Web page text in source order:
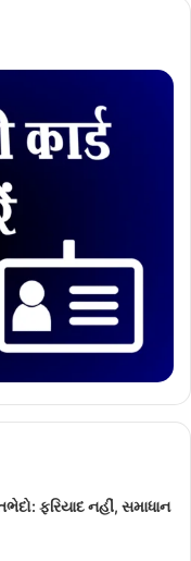
ફરિયાદ નહીં, સમાધાન